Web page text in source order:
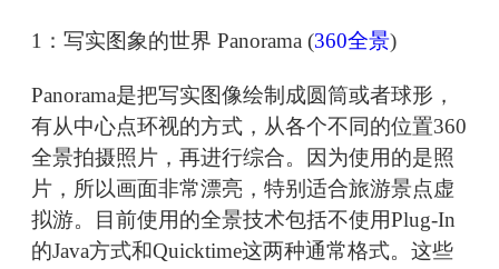
1：写实图象的世界 Panorama (360全景)
Panorama是把写实图像绘制成圆筒或者球形，
有从中心点环视的方式，从各个不同的位置360
全景拍摄照片，再进行综合。因为使用的是照
片，所以画面非常漂亮，特别适合旅游景点虚
拟游。目前使用的全景技术包括不使用Plug-In
的Java方式和Quicktime这两种通常格式。这些